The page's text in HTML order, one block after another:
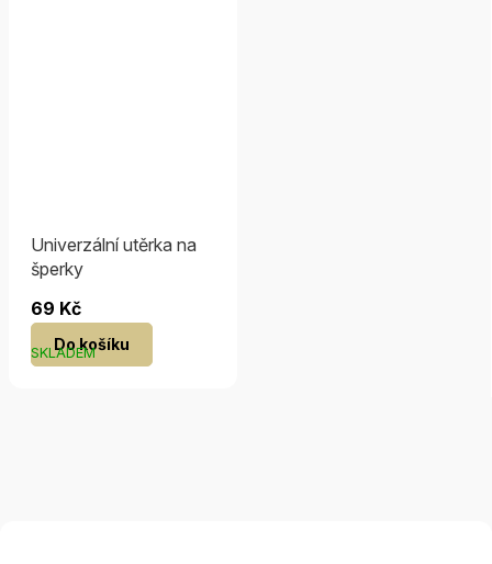
Univerzální utěrka na
šperky
SKLADEM
69 Kč
Do košíku